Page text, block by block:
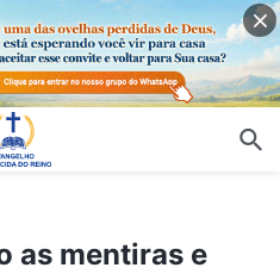
se para Deus
as mentiras e